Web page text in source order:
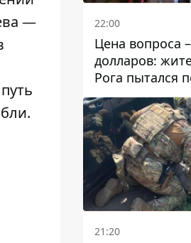
—
22:00
Цена вопроса
долларов:
Рога пытался
мужчину в
21:20